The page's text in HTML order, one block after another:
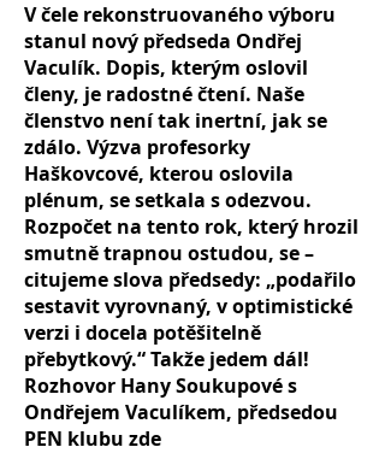
V čele rekonstruovaného výboru
stanul nový předseda Ondřej
Vaculík. Dopis, kterým oslovil
členy, je radostné čtení. Naše
členstvo není tak inertní, jak se
zdálo. Výzva profesorky
Haškovcové, kterou oslovila
plénum, se setkala s odezvou.
Rozpočet na tento rok, který hrozil
smutně trapnou ostudou, se –
citujeme slova předsedy: „podařilo
sestavit vyrovnaný, v optimistické
verzi i docela potěšitelně
přebytkový.“ Takže jedem dál!
Rozhovor Hany Soukupové s
Ondřejem Vaculíkem, předsedou
PEN klubu zde